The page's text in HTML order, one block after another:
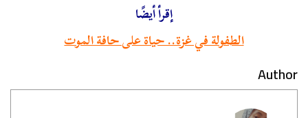
إقرأ أيضًا
الطفولة في غزة.. حياة على حافة الموت
Author